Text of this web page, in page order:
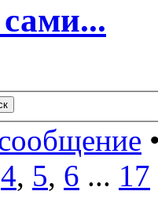
4, 5, 6 ... 17